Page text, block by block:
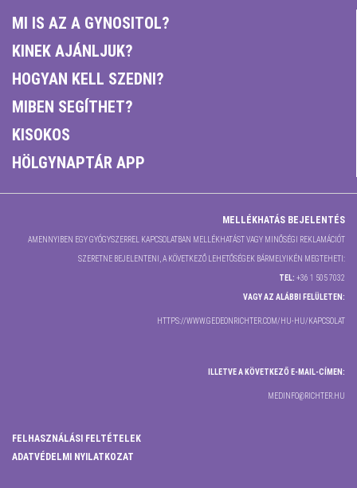
MI IS AZ A GYNOSITOL?
KINEK AJÁNLJUK?
HOGYAN KELL SZEDNI?
MIBEN SEGÍTHET?
KISOKOS
HÖLGYNAPTÁR APP
MELLÉKHATÁS BEJELENTÉS
AMENNYIBEN EGY GYÓGYSZERREL KAPCSOLATBAN MELLÉKHATÁST VAGY MINŐSÉGI REKLAMÁCIÓT
SZERETNE BEJELENTENI, A KÖVETKEZŐ LEHETŐSÉGEK BÁRMELYIKÉN MEGTEHETI:
TEL: +36 1 505 7032
VAGY AZ ALÁBBI FELÜLETEN:
HTTPS://WWW.GEDEONRICHTER.COM/HU-HU/KAPCSOLAT
ILLETVE A KÖVETKEZŐ E-MAIL-CÍMEN:
MEDINFO@RICHTER.HU
FELHASZNÁLÁSI FELTÉTELEK
ADATVÉDELMI NYILATKOZAT